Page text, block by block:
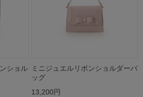
ショル
ミニジュエルリボンショルダーバ
ッグ
13,200円